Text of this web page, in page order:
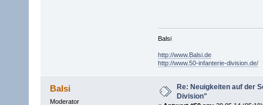
Balsi
http://www.Balsi.de
http://www.50-infanterie-division.de/
Balsi
Moderator
Re: Neuigkeiten auf der
Division"